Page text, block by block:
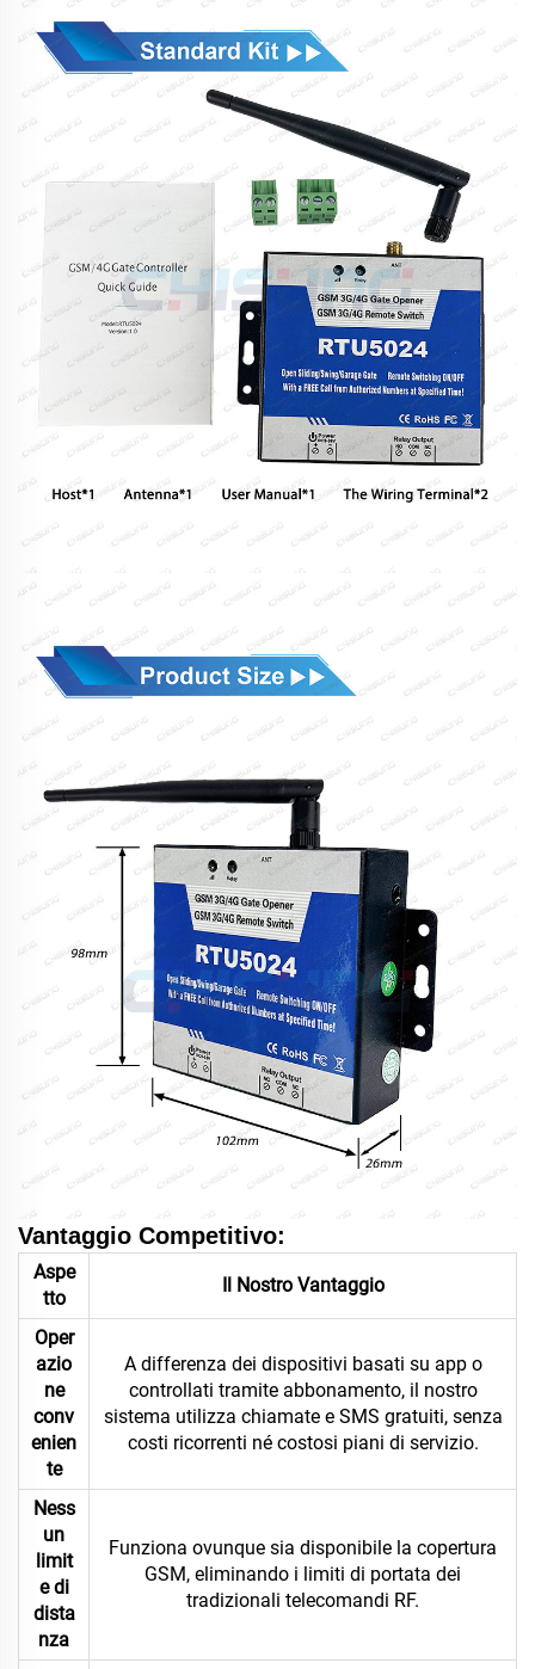
Vantaggio Competitivo:
Aspe
tto
Il Nostro Vantaggio
Oper
azio
ne
conv
enien
te
A differenza dei dispositivi basati su app o
controllati tramite abbonamento, il nostro
sistema utilizza chiamate e SMS gratuiti, senza
costi ricorrenti né costosi piani di servizio.
Ness
un
limit
e di
dista
nza
Funziona ovunque sia disponibile la copertura
GSM, eliminando i limiti di portata dei
tradizionali telecomandi RF.